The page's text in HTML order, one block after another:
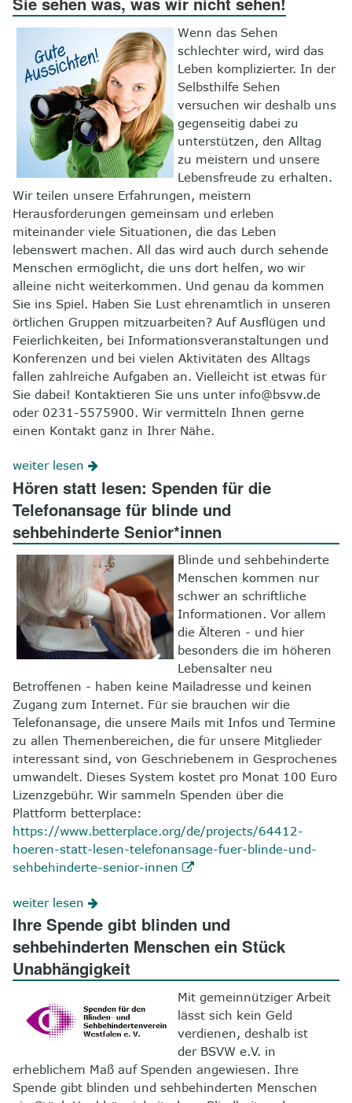
8
Kontakt
Wenn das Sehen
schlechter wird, wird das
Leben komplizierter. In der
Selbsthilfe Sehen
versuchen wir deshalb uns
gegenseitig dabei zu
unterstützen, den Alltag
zu meistern und unsere
Lebensfreude zu erhalten.
Wir teilen unsere Erfahrungen, meistern
Herausforderungen gemeinsam und erleben
miteinander viele Situationen, die das Leben
lebenswert machen. All das wird auch durch sehende
Menschen ermöglicht, die uns dort helfen, wo wir
alleine nicht weiterkommen. Und genau da kommen
Sie ins Spiel. Haben Sie Lust ehrenamtlich in unseren
örtlichen Gruppen mitzuarbeiten? Auf Ausflügen und
Feierlichkeiten, bei Informationsveranstaltungen und
Konferenzen und bei vielen Aktivitäten des Alltags
fallen zahlreiche Aufgaben an. Vielleicht ist etwas für
Sie dabei! Kontaktieren Sie uns unter info@bsvw.de
oder 0231-5575900. Wir vermitteln Ihnen gerne
einen Kontakt ganz in Ihrer Nähe.
weiter lesen
Hören statt lesen: Spenden für die
Telefonansage für blinde und
sehbehinderte Senior*innen
Blinde und sehbehinderte
Menschen kommen nur
schwer an schriftliche
Informationen. Vor allem
die Älteren - und hier
besonders die im höheren
Lebensalter neu
Betroffenen - haben keine Mailadresse und keinen
Zugang zum Internet. Für sie brauchen wir die
Telefonansage, die unsere Mails mit Infos und Termine
zu allen Themenbereichen, die für unsere Mitglieder
interessant sind, von Geschriebenem in Gesprochenes
umwandelt. Dieses System kostet pro Monat 100 Euro
Lizenzgebühr. Wir sammeln Spenden über die
Plattform betterplace:
https://www.betterplace.org/de/projects/64412-
hoeren-statt-lesen-telefonansage-fuer-blinde-und-
sehbehinderte-senior-innen
weiter lesen
Ihre Spende gibt blinden und
sehbehinderten Menschen ein Stück
Unabhängigkeit
Mit gemeinnütziger Arbeit
lässt sich kein Geld
verdienen, deshalb ist
der BSVW e.V. in
erheblichem Maß auf Spenden angewiesen. Ihre
Spende gibt blinden und sehbehinderten Menschen